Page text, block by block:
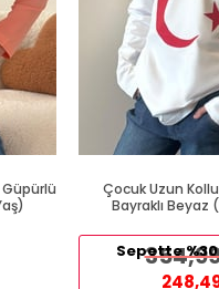
Güpürlü
Çocuk Uzun
Bayraklı Beyaz
Sepette %30